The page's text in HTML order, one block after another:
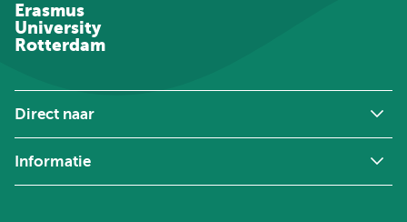
Erasmus
University
Rotterdam
Direct naar
Informatie